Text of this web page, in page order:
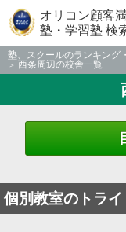
オリコン顧客
塾・学習塾 検
塾、スクールのランキング
西条周辺の校舎一覧
個別教室のトライ